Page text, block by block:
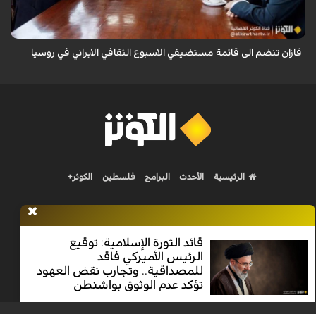
هذه التظاهرة ...
قازان تنضم الى قائمة مستضيفي الاسبوع الثقافي الايراني في روسيا
قائد الثورة الإسلامية: توقيع
الرئيس الأميركي فاقد
للمصداقية.. وتجارب نقض العهود
تؤكد عدم الوثوق بواشنطن
الرئيسية الأحدث البرامج فلسطين الكوثر+
Nilesat 11900 V | Badr 8 11747 V | Badr5 12284 V